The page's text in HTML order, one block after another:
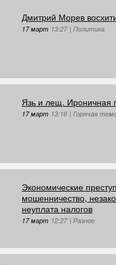
Дмитрий Морев
17 март 13:27 | Политика
Язь и лещ. Ироничная
17 март 13:16 | Горячая
Экономические
мошенничество,
неуплата налогов
17 март 12:27 | Разное